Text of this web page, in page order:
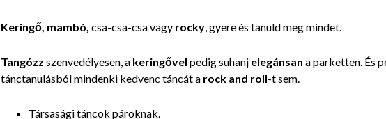
Keringő, mambó, csa-csa-csa vagy rocky, gyere és tanuld meg mindet.
Tangózz szenvedélyesen, a keringővel pedig suhanj elegánsan a parketten. És
tánctanulásból mindenki kedvenc táncát a rock and roll-t sem.
Társasági táncok pároknak.